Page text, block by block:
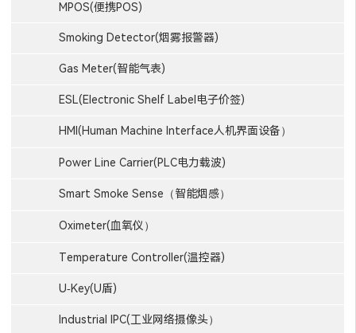
MPOS(便携POS)
Smoking Detector(烟雾报警器)
Gas Meter(智能气表)
ESL(Electronic Shelf Label电子价签)
HMI(Human Machine Interface人机界面设备）
Power Line Carrier(PLC电力载波)
Smart Smoke Sense（智能烟感）
Oximeter(血氧仪）
Temperature Controller(温控器)
U-Key(U盾)
Industrial IPC(工业网络摄像头）